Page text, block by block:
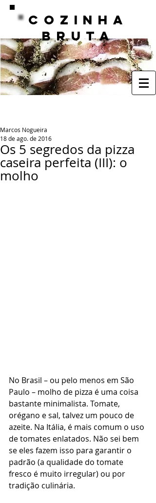
COZINHA
BRUTA
Os 5 segredos da pizza
caseira perfeita (III): o
molho
Marcos Nogueira
18 de ago. de 2016
No Brasil – ou pelo menos em São
Paulo – molho de pizza é uma coisa
bastante minimalista. Tomate,
orégano e sal, talvez um pouco de
azeite. Na Itália, é mais comum o uso
de tomates enlatados. Não sei bem
se eles fazem isso para garantir o
padrão (a qualidade do tomate
fresco é muito irregular) ou por
tradição culinária.